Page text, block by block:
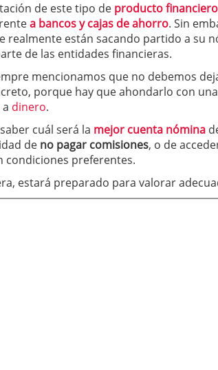
de este tipo de producto financiero
a bancos y cajas de ahorro. Sin
realmente están sacando partido a su
de las entidades financieras.
mencionamos que no debemos
porque hay que ahondarlo con
dinero.
cuál será la mejor cuenta nómina
de no pagar comisiones, o de
condiciones preferentes.
estará preparado para valorar